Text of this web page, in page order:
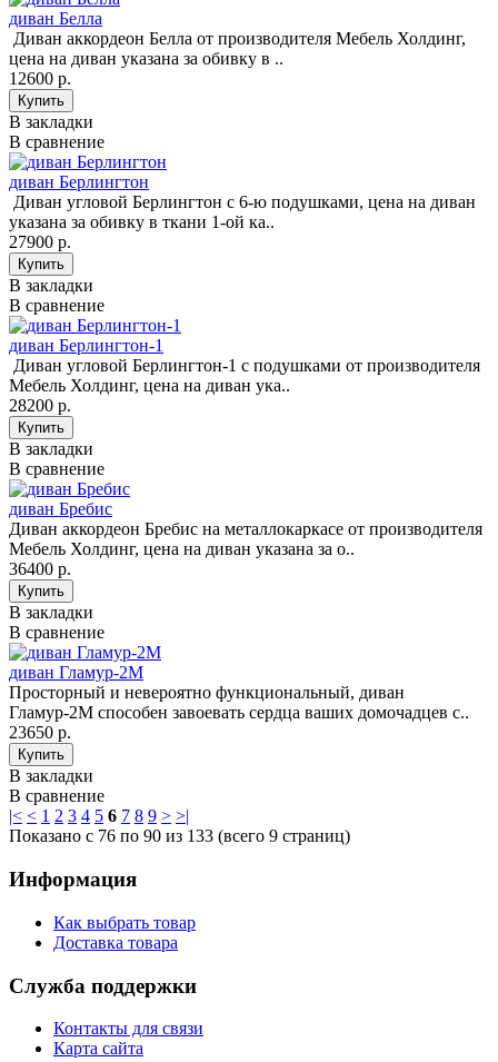
диван Белла
Диван аккордеон Белла от производителя Мебель Холдинг,
цена на диван указана за обивку в ..
12600 р.
В закладки
В сравнение
диван Берлингтон
Диван угловой Берлингтон с 6-ю подушками, цена на диван
указана за обивку в ткани 1-ой ка..
27900 р.
В закладки
В сравнение
диван Берлингтон-1
Диван угловой Берлингтон-1 с подушками от производителя
Мебель Холдинг, цена на диван ука..
28200 р.
В закладки
В сравнение
диван Бребис
Диван аккордеон Бребис на металлокаркасе от производителя
Мебель Холдинг, цена на диван указана за о..
36400 р.
В закладки
В сравнение
диван Гламур-2М
Просторный и невероятно функциональный, диван
Гламур-2М способен завоевать сердца ваших домочадцев с..
23650 р.
В закладки
В сравнение
|< < 1 2 3 4 5 6 7 8 9 > >|
Показано с 76 по 90 из 133 (всего 9 страниц)
Информация
Как выбрать товар
Доставка товара
Служба поддержки
Контакты для связи
Карта сайта